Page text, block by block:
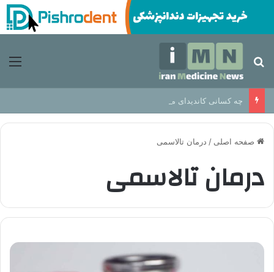
جستجو برای
چه کسانی کاندیدای مناسب برای ایمپلنت دندان هستند؟
صفحه اصلی / درمان تالاسمی
درمان تالاسمی